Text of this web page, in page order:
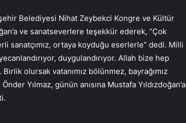
Belediyesi Nihat Zeybekci Kongre ve Kültür
ve sanatseverlere teşekkür ederek, “Çok
sanatçımız, ortaya koyduğu eserlerle” dedi. Milli
duygulandırıyor. Allah bize hep
olursak vatanımız bölünmez, bayrağımız
Yılmaz, günün anısına Mustafa Yıldızdoğan’a